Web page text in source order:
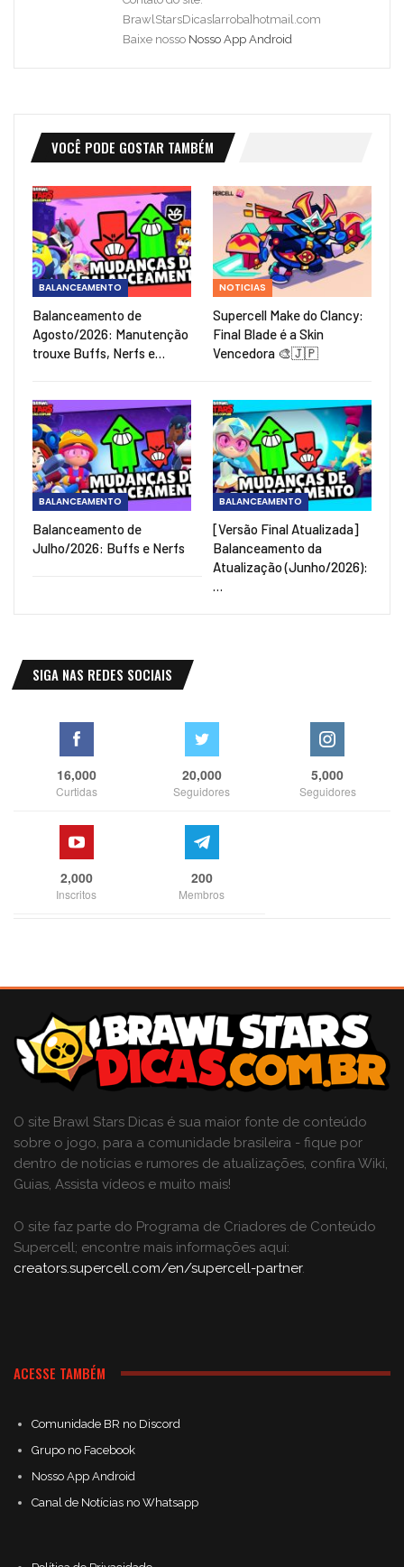
BrawlStarsDicas[arroba]hotmail.com
Baixe nosso Nosso App Android
VOCÊ PODE GOSTAR TAMBÉM
BALANCEAMENTO
Balanceamento de
Agosto/2026: Manutenção
trouxe Buffs, Nerfs e…
NOTICIAS
Supercell Make do Clancy:
Final Blade é a Skin
Vencedora 🎨🇯🇵
BALANCEAMENTO
Balanceamento de
Julho/2026: Buffs e Nerfs
BALANCEAMENTO
[Versão Final Atualizada]
Balanceamento da
Atualização (Junho/2026):
…
SIGA NAS REDES SOCIAIS
16,000
Curtidas
20,000
Seguidores
5,000
Seguidores
2,000
Inscritos
200
Membros
O site Brawl Stars Dicas é sua maior fonte de conteúdo
sobre o jogo, para a comunidade brasileira - fique por
dentro de notícias e rumores de atualizações, confira Wiki,
Guias, Assista vídeos e muito mais!
O site faz parte do Programa de Criadores de Conteúdo
Supercell; encontre mais informações aqui:
creators.supercell.com/en/supercell-partner.
ACESSE TAMBÉM
Comunidade BR no Discord
Grupo no Facebook
Nosso App Android
Canal de Notícias no Whatsapp